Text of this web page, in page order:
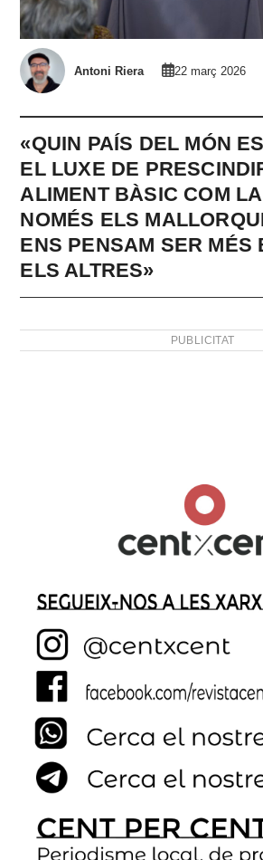
Antoni Riera 22 març 2026
«QUIN PAÍS DEL MÓN
EL LUXE DE
ALIMENT BÀSIC COM
NOMÉS ELS
ENS PENSAM SER MÉS
ELS ALTRES»
PUBLICITAT